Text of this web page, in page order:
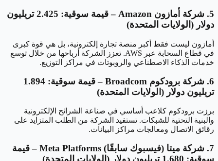
5. شركة أمازون Amazon – قيمة سوقية: 2.425 تريليون
دولار (الولايات المتحدة)
أمازون ليست فقط أكبر منصة تجارة إلكترونية، بل هي قوة كبرى
في قطاع السحابة عبر AWS. تعزز الشركة أرباحها من خلال توسع
خدمات الذكاء الاصطناعي والروبوتات في مراكز التوزيع.
6. شركة برودكوم Broadcom – قيمة سوقية: 1.894
تريليون دولار (الولايات المتحدة)
برزت برودكوم كلاعب أساسي في صناعة الشرائح الإلكترونية
والبنية التحتية للشبكات. تستفيد الشركة من الطلب المتزايد على
رقائق الاتصال ومعالجات مراكز البيانات.
7. شركة ميتا (فيسبوك سابقًا) Meta Platforms – قيمة
سوقية: 1.680 تريليون دولار (الولايات المتحدة)